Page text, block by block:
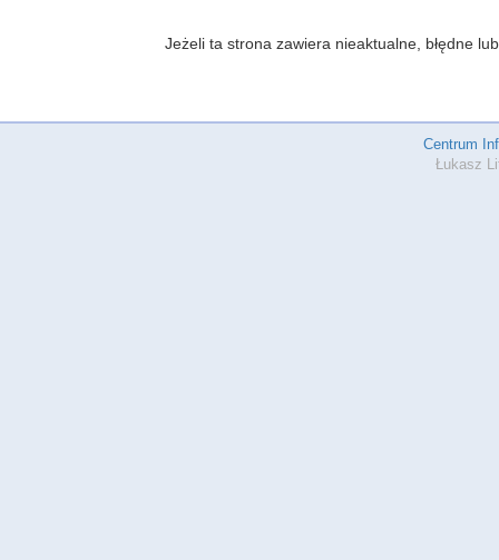
Jeżeli ta strona zawiera nieaktualne, błędne
Centrum
Łukasz